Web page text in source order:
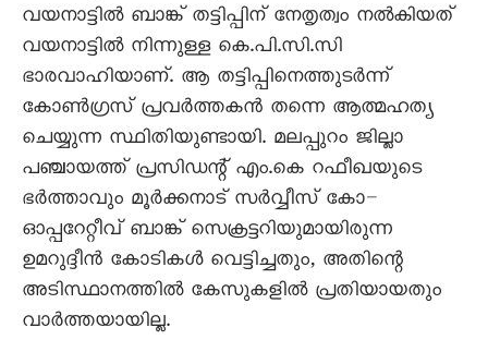
വയനാട്ടില്‍ ബാങ്ക് തട്ടിപ്പിന് നേതൃത്വം നല്‍കിയത്
വയനാട്ടില്‍ നിന്നുള്ള കെ.പി.സി.സി
ഭാരവാഹിയാണ്. ആ തട്ടിപ്പിനെത്തുടര്‍ന്ന്
കോണ്‍ഗ്രസ് പ്രവര്‍ത്തകന്‍ തന്നെ ആത്മഹത്യ
ചെയ്യുന്ന സ്ഥിതിയുണ്ടായി. മലപ്പുറം ജില്ലാ
പഞ്ചായത്ത് പ്രസിഡന്റ് എം.കെ റഫീഖയുടെ
ഭര്‍ത്താവും മൂര്‍ക്കനാട് സര്‍വ്വീസ് കോ–
ഓപ്പറേറ്റീവ് ബാങ്ക് സെക്രട്ടറിയുമായിരുന്ന
ഉമറുദ്ദീന്‍ കോടികള്‍ വെട്ടിച്ചതും, അതിന്റെ
അടിസ്ഥാനത്തില്‍ കേസുകളില്‍ പ്രതിയായതും
വാര്‍ത്തയായില്ല.